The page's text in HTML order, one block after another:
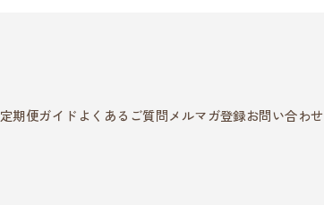
定期便ガイド よくあるご質問メルマガ登録お問い合わせ